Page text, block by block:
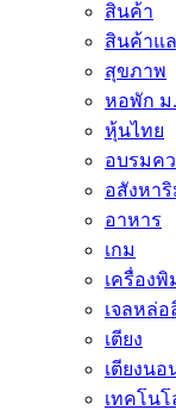
สินค้า
สินค้าแ
สุขภาพ
หอพัก ม
หุ้นไทย
อบรมค
อสังหา
อาหาร
เกม
เครื่อง
เจลหล่
เตียง
เตียงนอ
เทคโนโ